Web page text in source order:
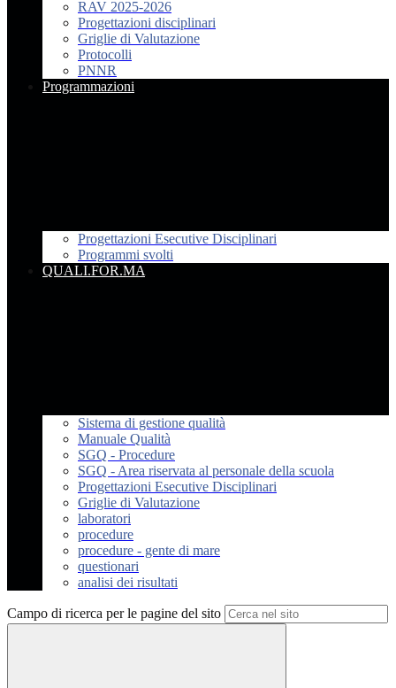
RAV 2025-2026
Progettazioni disciplinari
Griglie di Valutazione
Protocolli
PNNR
Programmazioni
Progettazioni Esecutive Disciplinari
Programmi svolti
QUALI.FOR.MA
Sistema di gestione qualità
Manuale Qualità
SGQ - Procedure
SGQ - Area riservata al personale della scuola
Progettazioni Esecutive Disciplinari
Griglie di Valutazione
laboratori
procedure
procedure - gente di mare
questionari
analisi dei risultati
Campo di ricerca per le pagine del sito